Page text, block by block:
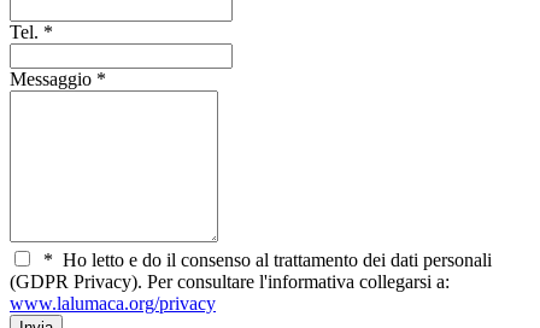
Tel. *
Messaggio *
* Ho letto e do il consenso al trattamento dei dati personali
(GDPR Privacy). Per consultare l'informativa collegarsi a:
www.lalumaca.org/privacy